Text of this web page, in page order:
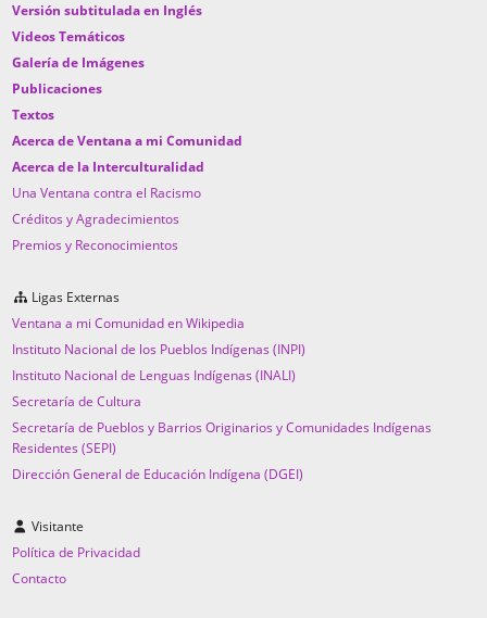
Versión subtitulada en Inglés
Videos Temáticos
Galería de Imágenes
Publicaciones
Textos
Acerca de Ventana a mi Comunidad
Acerca de la Interculturalidad
Una Ventana contra el Racismo
Créditos y Agradecimientos
Premios y Reconocimientos
Ligas Externas
Ventana a mi Comunidad en Wikipedia
Instituto Nacional de los Pueblos Indígenas (INPI)
Instituto Nacional de Lenguas Indígenas (INALI)
Secretaría de Cultura
Secretaría de Pueblos y Barrios Originarios y Comunidades Indígenas
Residentes (SEPI)
Dirección General de Educación Indígena (DGEI)
Visitante
Política de Privacidad
Contacto